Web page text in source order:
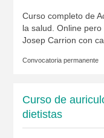
Curso completo de
la salud. Online
Josep Carrion con
Convocatoria permanente
Curso de
dietistas